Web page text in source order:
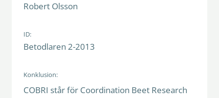
Robert Olsson
ID:
Betodlaren 2-2013
Konklusion:
COBRI står för Coordination Beet Research